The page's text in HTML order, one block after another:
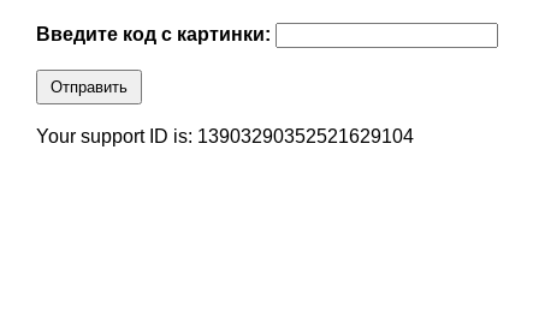
Введите код с картинки:
Отправить
Your support ID is: 13903290352521629104